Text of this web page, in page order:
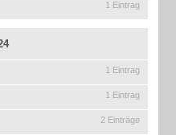
1 Eintrag
1 Eintrag
1 Eintrag
2 Einträge